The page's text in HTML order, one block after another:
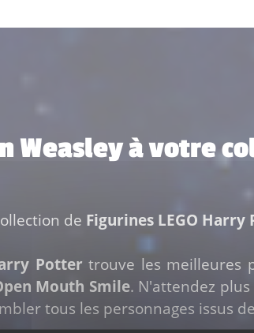
Weasley à votre
de Figurines LEGO Harry
Potter trouve les meilleures
Mouth Smile. N'attendez
tous les personnages issus de